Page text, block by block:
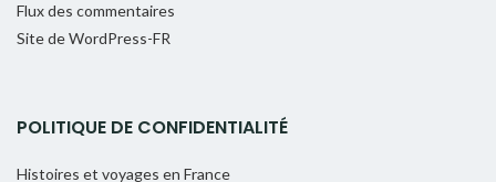
Flux des commentaires
Site de WordPress-FR
POLITIQUE DE CONFIDENTIALITÉ
Histoires et voyages en France